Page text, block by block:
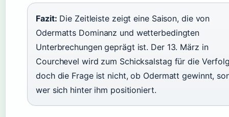
Fazit: Die Zeitleiste zeigt eine Saison, die von
Odermatts Dominanz und wetterbedingten
Unterbrechungen geprägt ist. Der 13. März in
Courchevel wird zum Schicksalstag für die
doch die Frage ist nicht, ob Odermatt gewinnt,
wer sich hinter ihm positioniert.